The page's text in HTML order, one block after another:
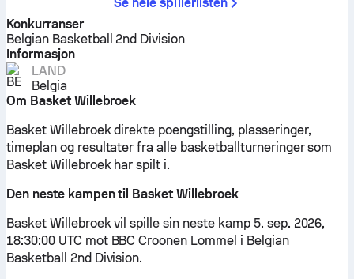
Konkurranser
Belgian Basketball 2nd Division
Informasjon
LAND
Belgia
Om Basket Willebroek
Basket Willebroek direkte poengstilling, plasseringer,
timeplan og resultater fra alle basketballturneringer som
Basket Willebroek har spilt i.
Den neste kampen til Basket Willebroek
Basket Willebroek vil spille sin neste kamp 5. sep. 2026,
18:30:00 UTC mot BBC Croonen Lommel i Belgian
Basketball 2nd Division.